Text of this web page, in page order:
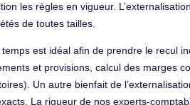
les règles en vigueur.
de toutes tailles.
est idéal afin de prendre le recul
et provisions, calcul des marges
Un autre bienfait de
La rigueur de nos experts-